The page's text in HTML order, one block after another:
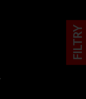
FILTRY